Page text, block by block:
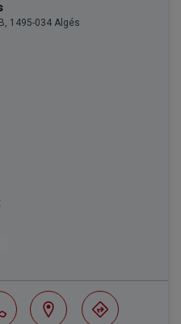
1495-034 Algés